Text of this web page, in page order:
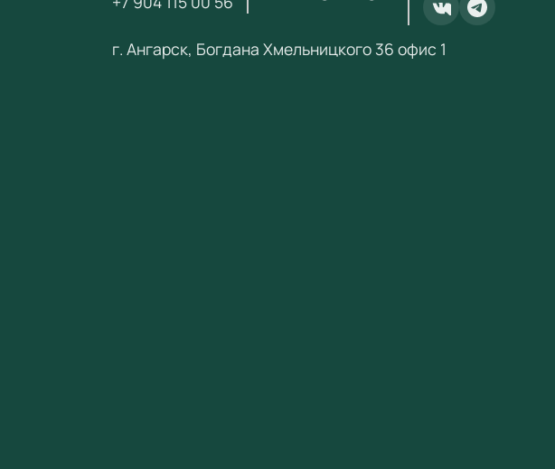
• Учет остатков и накоплений по банковским
г. Ангарск, Богдана Хмельницкого 36 офис 1